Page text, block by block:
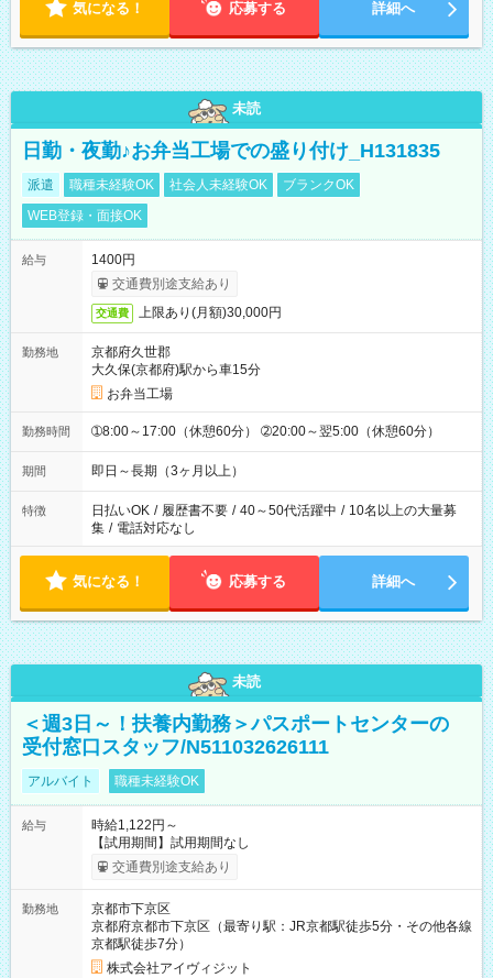
気になる！ 応募する 詳細へ
未読
日勤・夜勤♪お弁当工場での盛り付け_H131835
派遣 職種未経験OK 社会人未経験OK
ブランクOK
WEB登録・面接OK
給与
1400円
交通費別途支給あり
交通費 上限あり(月額)30,000円
勤務地
京都府久世郡
大久保(京都府)駅から車15分
お弁当工場
勤務時間 ➀8:00～17:00（休憩60分） ➁20:00～翌5:00（休憩60分）
期間 即日～長期（3ヶ月以上）
特徴 日払いOK / 履歴書不要 / 40～50代活躍中 / 10名以上の大量募
集 / 電話対応なし
気になる！ 応募する 詳細へ
未読
＜週3日～！扶養内勤務＞パスポートセンターの
受付窓口スタッフ/N511032626111
アルバイト 職種未経験OK
給与
時給1,122円～
【試用期間】試用期間なし
交通費別途支給あり
勤務地
京都市下京区
京都府京都市下京区（最寄り駅：JR京都駅徒歩5分・その他各線
京都駅徒歩7分）
株式会社アイヴィジット